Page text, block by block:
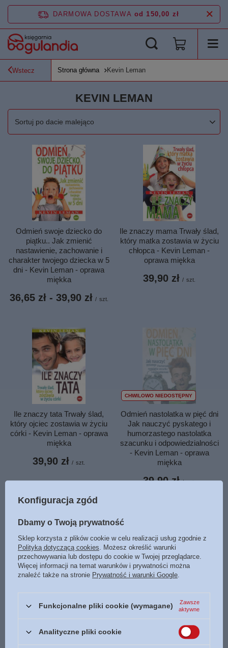
DARMOWA DOSTAWA od 150,00 zł
Wstecz Strona główna Kevin Leman
KEVIN LEMAN
Zmień sortowanie
Sortuj po dacie malejąco
Odmień swoje dziecko do
piątku.. Jak zmienić
nastawienie, zachowanie i
charakter twojego dziecka w 5
dni - Kevin Leman - oprawa
miękka
od
36,65 zł- do
39,90 zł / szt.
Ile znaczy mama Trwały ślad,
który matka zostawia w życiu
chłopca - Kevin Leman -
oprawa miękka
39,90 zł / szt.
Ile znaczy tata Trwały ślad,
który ojciec zostawia w życiu
córki - Kevin Leman - oprawa
miękka
39,90 zł / szt.
CHWILOWO NIEDOSTĘPNY
Odmień nastolatka w pięć dni
Jak nauczyć pyskatego i
humorzastego nastolatka
szacunku i odpowiedzialności
- Kevin Leman - oprawa
miękka
39,90 zł / szt.
piątku..Jak zmienić
dni - Kevin Leman - oprawa
OKAZJA PRZECENA
dr Kevin Leman - oprawa
26,10 zł / szt.
Konfiguracja zgód
Dbamy o Twoją prywatność
Sklep korzysta z plików cookie w celu realizacji usług zgodnie z
Polityką dotyczącą cookies. Możesz określić warunki
przechowywania lub dostępu do cookie w Twojej przeglądarce.
Więcej informacji na temat warunków i prywatności można
znaleźć także na stronie Prywatność i warunki Google.
Funkcjonalne pliki cookie (wymagane)
Zawsze
aktywne
Analityczne pliki cookie